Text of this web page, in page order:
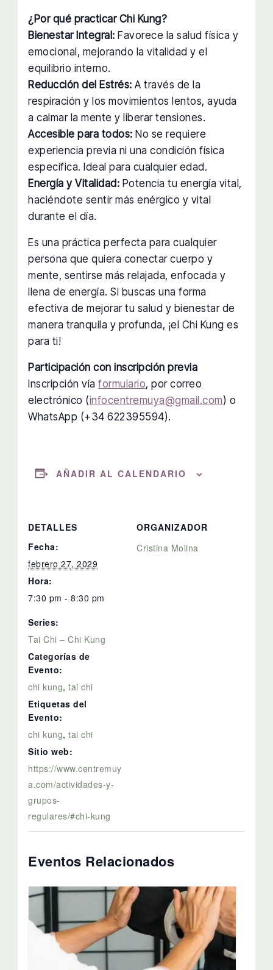
¿Por qué practicar Chi Kung?
Bienestar Integral: Favorece la salud física y
emocional, mejorando la vitalidad y el
equilibrio interno.
Reducción del Estrés: A través de la
respiración y los movimientos lentos, ayuda
a calmar la mente y liberar tensiones.
Accesible para todos: No se requiere
experiencia previa ni una condición física
específica. Ideal para cualquier edad.
Energía y Vitalidad: Potencia tu energía vital,
haciéndote sentir más enérgico y vital
durante el día.
Es una práctica perfecta para cualquier
persona que quiera conectar cuerpo y
mente, sentirse más relajada, enfocada y
llena de energía. Si buscas una forma
efectiva de mejorar tu salud y bienestar de
manera tranquila y profunda, ¡el Chi Kung es
para ti!
Participación con inscripción previa
Inscripción víaformulario, por correo
electrónico (infocentremuya@gmail.com) o
WhatsApp (+34 622395594).
AÑADIR AL CALENDARIO
DETALLES
Fecha:
febrero 27, 2029
Hora:
7:30 pm - 8:30 pm
Series:
Tai Chi – Chi Kung
Categorías de
Evento:
chi kung,tai chi
Etiquetas del
Evento:
chi kung,tai chi
Sitio web:
https://www.centremuy
a.com/actividades-y-
grupos-
regulares/#chi-kung
ORGANIZADOR
Cristina Molina
Eventos Relacionados